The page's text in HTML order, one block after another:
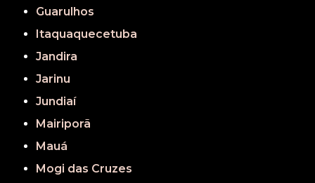
Guarulhos
Itaquaquecetuba
Jandira
Jarinu
Jundiaí
Mairiporã
Mauá
Mogi das Cruzes